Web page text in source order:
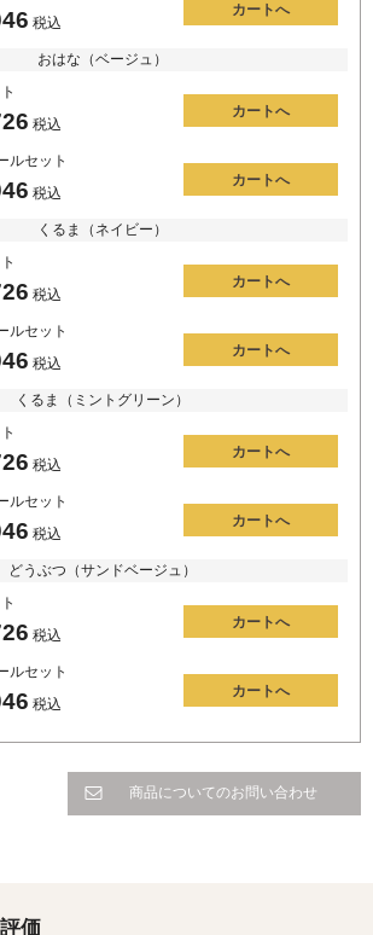
税込
カートへ
おはな（ベージュ）
税込
カートへ
ルセット
税込
カートへ
くるま（ネイビー）
税込
カートへ
ルセット
税込
カートへ
くるま（ミントグリーン）
税込
カートへ
ルセット
税込
カートへ
どうぶつ（サンドベージュ）
税込
カートへ
ルセット
税込
カートへ
商品についてのお問い合わせ